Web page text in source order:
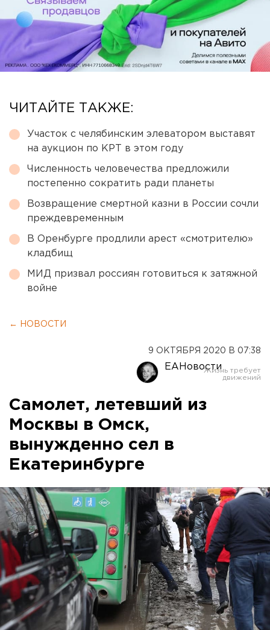
ЧИТАЙТЕ ТАКЖЕ:
Участок с челябинским элеватором выставят
на аукцион по КРТ в этом году
Численность человечества предложили
постепенно сократить ради планеты
Возвращение смертной казни в России сочли
преждевременным
В Оренбурге продлили арест «смотрителю»
кладбищ
МИД призвал россиян готовиться к затяжной
войне
← НОВОСТИ
9 ОКТЯБРЯ 2020 В 07:38
ЕАНовости
Самолет, летевший из
Москвы в Омск,
вынужденно сел в
Екатеринбурге